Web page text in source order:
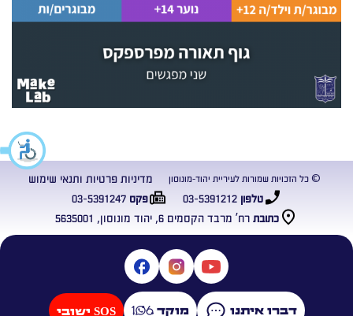
כתובת רח’ מרבד הקסמים 6, יהוד מונוסון, 5635001
טלפון03-5391212 פקס03-5391247
© כל הזכויות שמורות לעיריית יהוד-מונוסון מדיניות פרטיות ותנאי שימוש
דברו איתנו מוקד SOS ישובי